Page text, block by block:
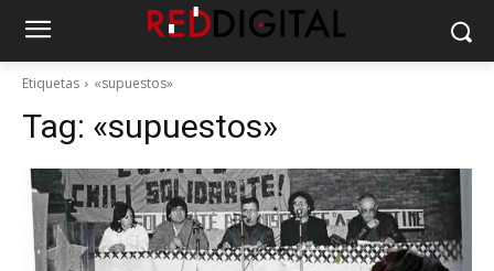
Etiquetas «supuestos»
Tag: «supuestos»